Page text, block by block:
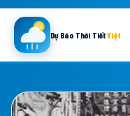
Dự Báo Thời TiếtViệt